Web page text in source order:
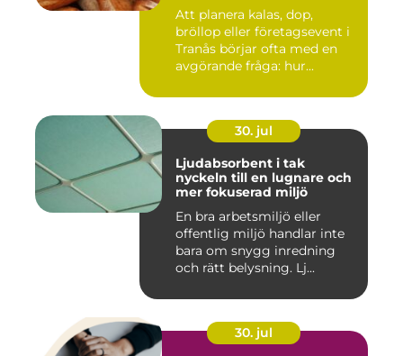
Att planera kalas, dop,
bröllop eller företagsevent i
Tranås börjar ofta med en
avgörande fråga: hur...
30. jul
Ljudabsorbent i tak
nyckeln till en lugnare och
mer fokuserad miljö
En bra arbetsmiljö eller
offentlig miljö handlar inte
bara om snygg inredning
och rätt belysning. Lj...
30. jul